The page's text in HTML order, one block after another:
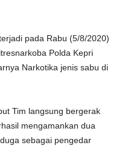
pada Rabu (5/8/2020)
Polda Kepri
Narkotika jenis sabu di
Tim langsung bergerak
mengamankan dua
sebagai pengedar